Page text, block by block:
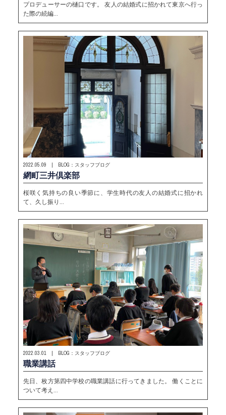
プロデューサーの樋口です。 友人の結婚式に招かれて東京へ行っ
た際の続編…
2022.05.09 | BLOG：スタッフブログ
網町三井倶楽部
桜咲く気持ちの良い季節に、学生時代の友人の結婚式に招かれ
て、久し振り…
2022.03.01 | BLOG：スタッフブログ
職業講話
先日、枚方第四中学校の職業講話に行ってきました。 働くことに
ついて考え…